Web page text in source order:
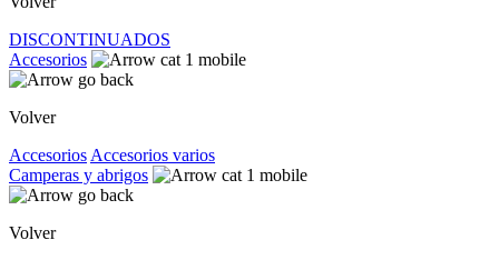
DISCONTINUADOS
Accesorios
Volver
Accesorios Accesorios varios
Camperas y abrigos
Volver